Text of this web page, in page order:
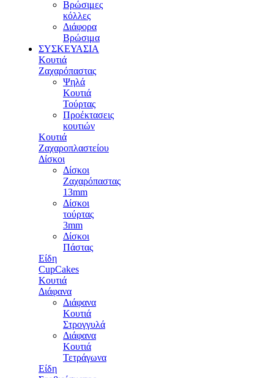
Βρώσιμες
κόλλες
Διάφορα
Βρώσιμα
ΣΥΣΚΕΥΑΣΙΑ
Κουτιά
Ζαχαρόπαστας
Ψηλά
Κουτιά
Τούρτας
Προέκτασεις
κουτιών
Κουτιά
Ζαχαροπλαστείου
Δίσκοι
Δίσκοι
Ζαχαρόπαστας
13mm
Δίσκοι
τούρτας
3mm
Δίσκοι
Πάστας
Είδη
CupCakes
Κουτιά
Διάφανα
Διάφανα
Κουτιά
Στρογγυλά
Διάφανα
Κουτιά
Τετράγωνα
Είδη